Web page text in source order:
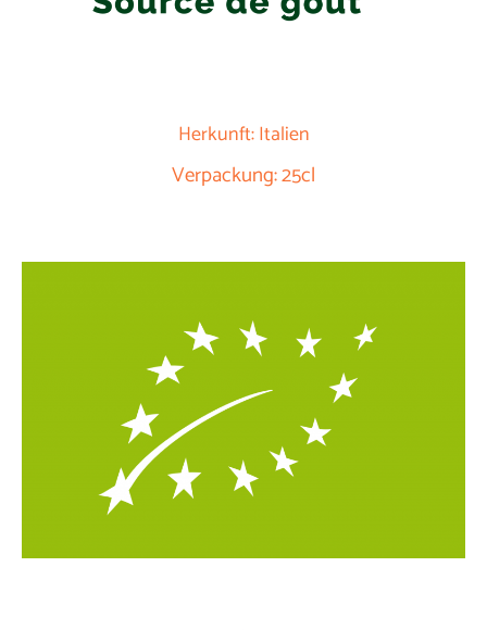
Herkunft: Italien
Verpackung: 25cl